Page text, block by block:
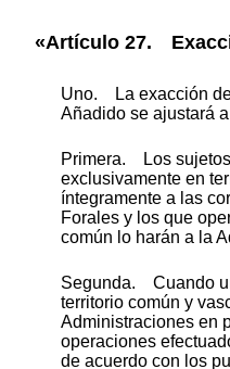
«Artículo 27.
Uno. La exacción
Añadido se ajustará
Primera. Los
exclusivamente en
íntegramente a las
Forales y los que
común lo harán a la
Segunda. Cuando
territorio común y
Administraciones en
operaciones
de acuerdo con los